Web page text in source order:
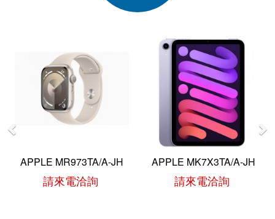
APPLE MR973TA/A-JH
請來電洽詢
APPLE MK7X3TA/A-JH
請來電洽詢